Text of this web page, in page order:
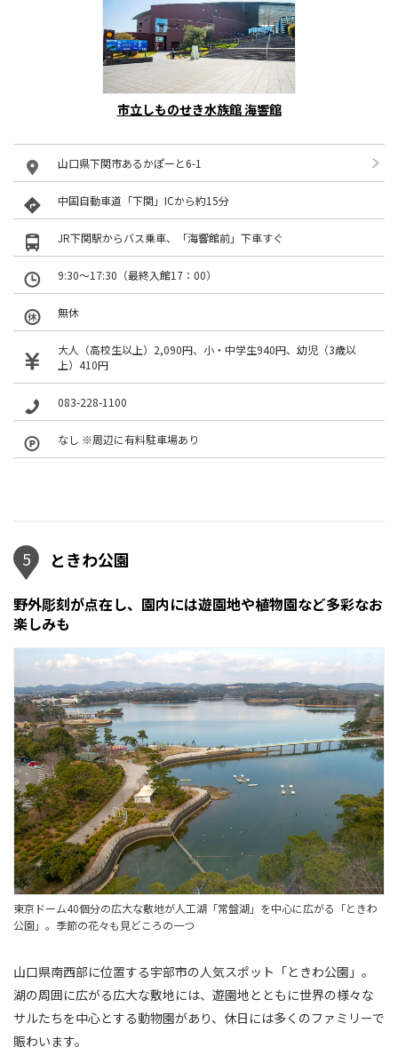
市立しものせき水族館 海響館
山口県下関市あるかぽーと6-1
中国自動車道「下関」ICから約15分
JR下関駅からバス乗車、「海響館前」下車すぐ
9:30～17:30（最終入館17：00）
無休
大人（高校生以上）2,090円、小・中学生940円、幼児（3歳以
上）410円
083-228-1100
なし ※周辺に有料駐車場あり
5 ときわ公園
野外彫刻が点在し、園内には遊園地や植物園など多彩なお
楽しみも
東京ドーム40個分の広大な敷地が人工湖「常盤湖」を中心に広がる「ときわ
公園」。季節の花々も見どころの一つ
山口県南西部に位置する宇部市の人気スポット「ときわ公園」。
湖の周囲に広がる広大な敷地には、遊園地とともに世界の様々な
サルたちを中心とする動物園があり、休日には多くのファミリーで
賑わいます。